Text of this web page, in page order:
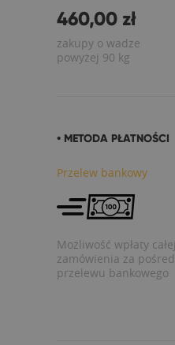
460,00 zł
zakupy o wadze
powyżej 90 kg
• METODA PŁATNOŚCI
Przelew bankowy
Możliwość wpłaty
zamówienia za
przelewu bankowego